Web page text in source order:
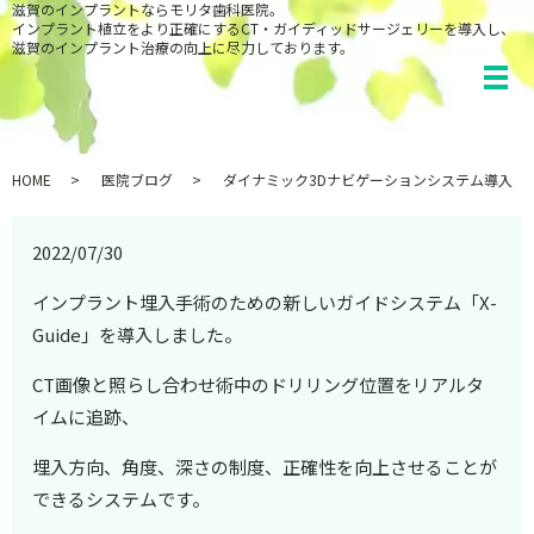
滋賀のインプラントならモリタ歯科医院。
インプラント植立をより正確にするCT・ガイディッドサージェリーを導入し、
滋賀のインプラント治療の向上に尽力しております。
HOME 医院ブログ ダイナミック3Dナビゲーションシステム導入
2022/07/30
インプラント埋入手術のための新しいガイドシステム「X-
Guide」を導入しました。
CT画像と照らし合わせ術中のドリリング位置をリアルタ
イムに追跡、
埋入方向、角度、深さの制度、正確性を向上させることが
できるシステムです。